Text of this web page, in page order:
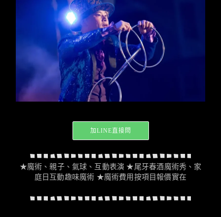
加LINE直接問
★魔術、親子、氣球、互動表演 ★尾牙春酒魔術秀、家
庭日互動趣味魔術 ★魔術費用按項目報價實在